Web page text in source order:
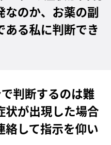
なのか、お薬の副
る私に判断でき
判断するのは難
状が出現した場合
絡して指示を仰い